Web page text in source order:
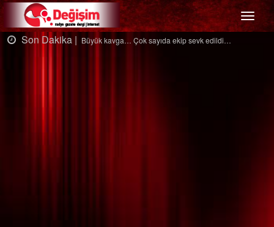
Menü
Son Dakika | Ağaçtan düştü…